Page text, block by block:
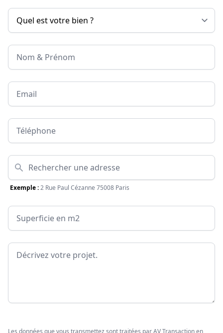
Nom & Prénom
Email
Téléphone
Adresse
Exemple :2 Rue Paul Cézanne 75008 Paris
Surface
Message